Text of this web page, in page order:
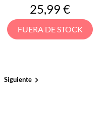
Precio
25,99 €
FUERA DE STOCK
Siguiente 